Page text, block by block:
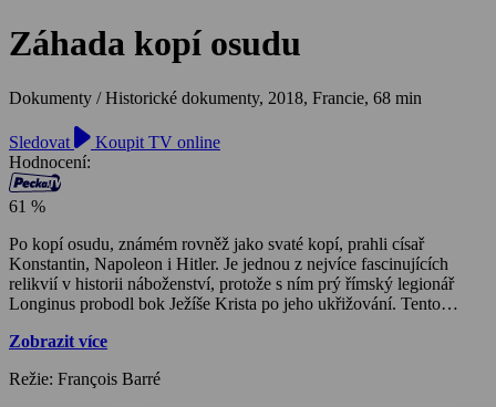
Záhada kopí osudu
Dokumenty / Historické dokumenty, 2018, Francie, 68 min
Sledovat
Koupit TV online
Hodnocení:
61 %
Po kopí osudu, známém rovněž jako svaté kopí, prahli císař
Konstantin, Napoleon i Hitler. Je jednou z nejvíce fascinujících
relikvií v historii náboženství, protože s ním prý římský legionář
Longinus probodl bok Ježíše Krista po jeho ukřižování. Tento
kombinaci s vědeckými výzkumy a zkoumáním historie probádal
Zobrazit více
Režie: François Barré